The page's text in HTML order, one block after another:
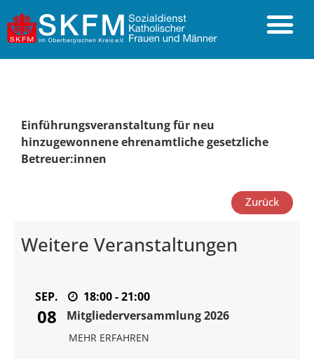
Einführungsveranstaltung für neu
hinzugewonnene ehrenamtliche gesetzliche
Betreuer:innen
Weitere Veranstaltungen
SEP.
08
18:00 - 21:00
Mitgliederversammlung 2026
MEHR ERFAHREN